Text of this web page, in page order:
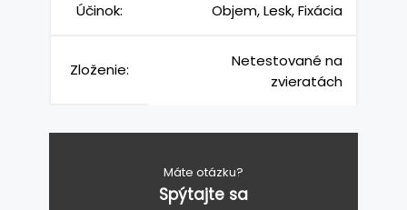
Účinok: Objem, Lesk, Fixácia
Zloženie:
Netestované na
zvieratách
Máte otázku?
Spýtajte sa